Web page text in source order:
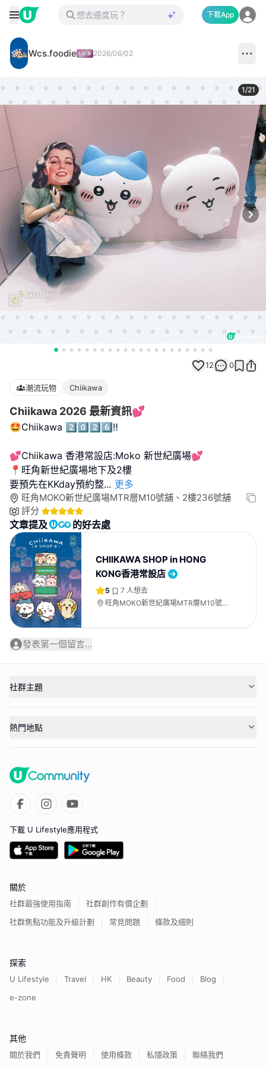
下載App
Wcs.foodie 2026/06/02
1/21
12 0
潮流玩物 Chiikawa
Chiikawa 2026 最新資訊💕
🤩Chiikawa 2️⃣0️⃣2️⃣6️⃣‼️
💕Chiikawa 香港常設店:Moko 新世紀廣場💕
📍旺角新世紀廣場地下及2樓
要預先在KKday預約整... 更多
旺角MOKO新世紀廣場MTR層M10號舖、2樓236號舖
評分
文章提及 的好去處
CHIIKAWA SHOP in HONG
KONG香港常設店
5 7 人想去
旺角MOKO新世紀廣場MTR層M10號
發表第一個留言...
社群主題
熱門地點
下載 U Lifestyle應用程式
關於
社群最強使用指南
社群創作有價企劃
社群焦點功能及升級計劃
常見問題 條款及細則
探索
U Lifestyle Travel HK Beauty Food
Blog
e-zone
其他
關於我們 免責聲明 使用條款 私隱政策 聯絡我們